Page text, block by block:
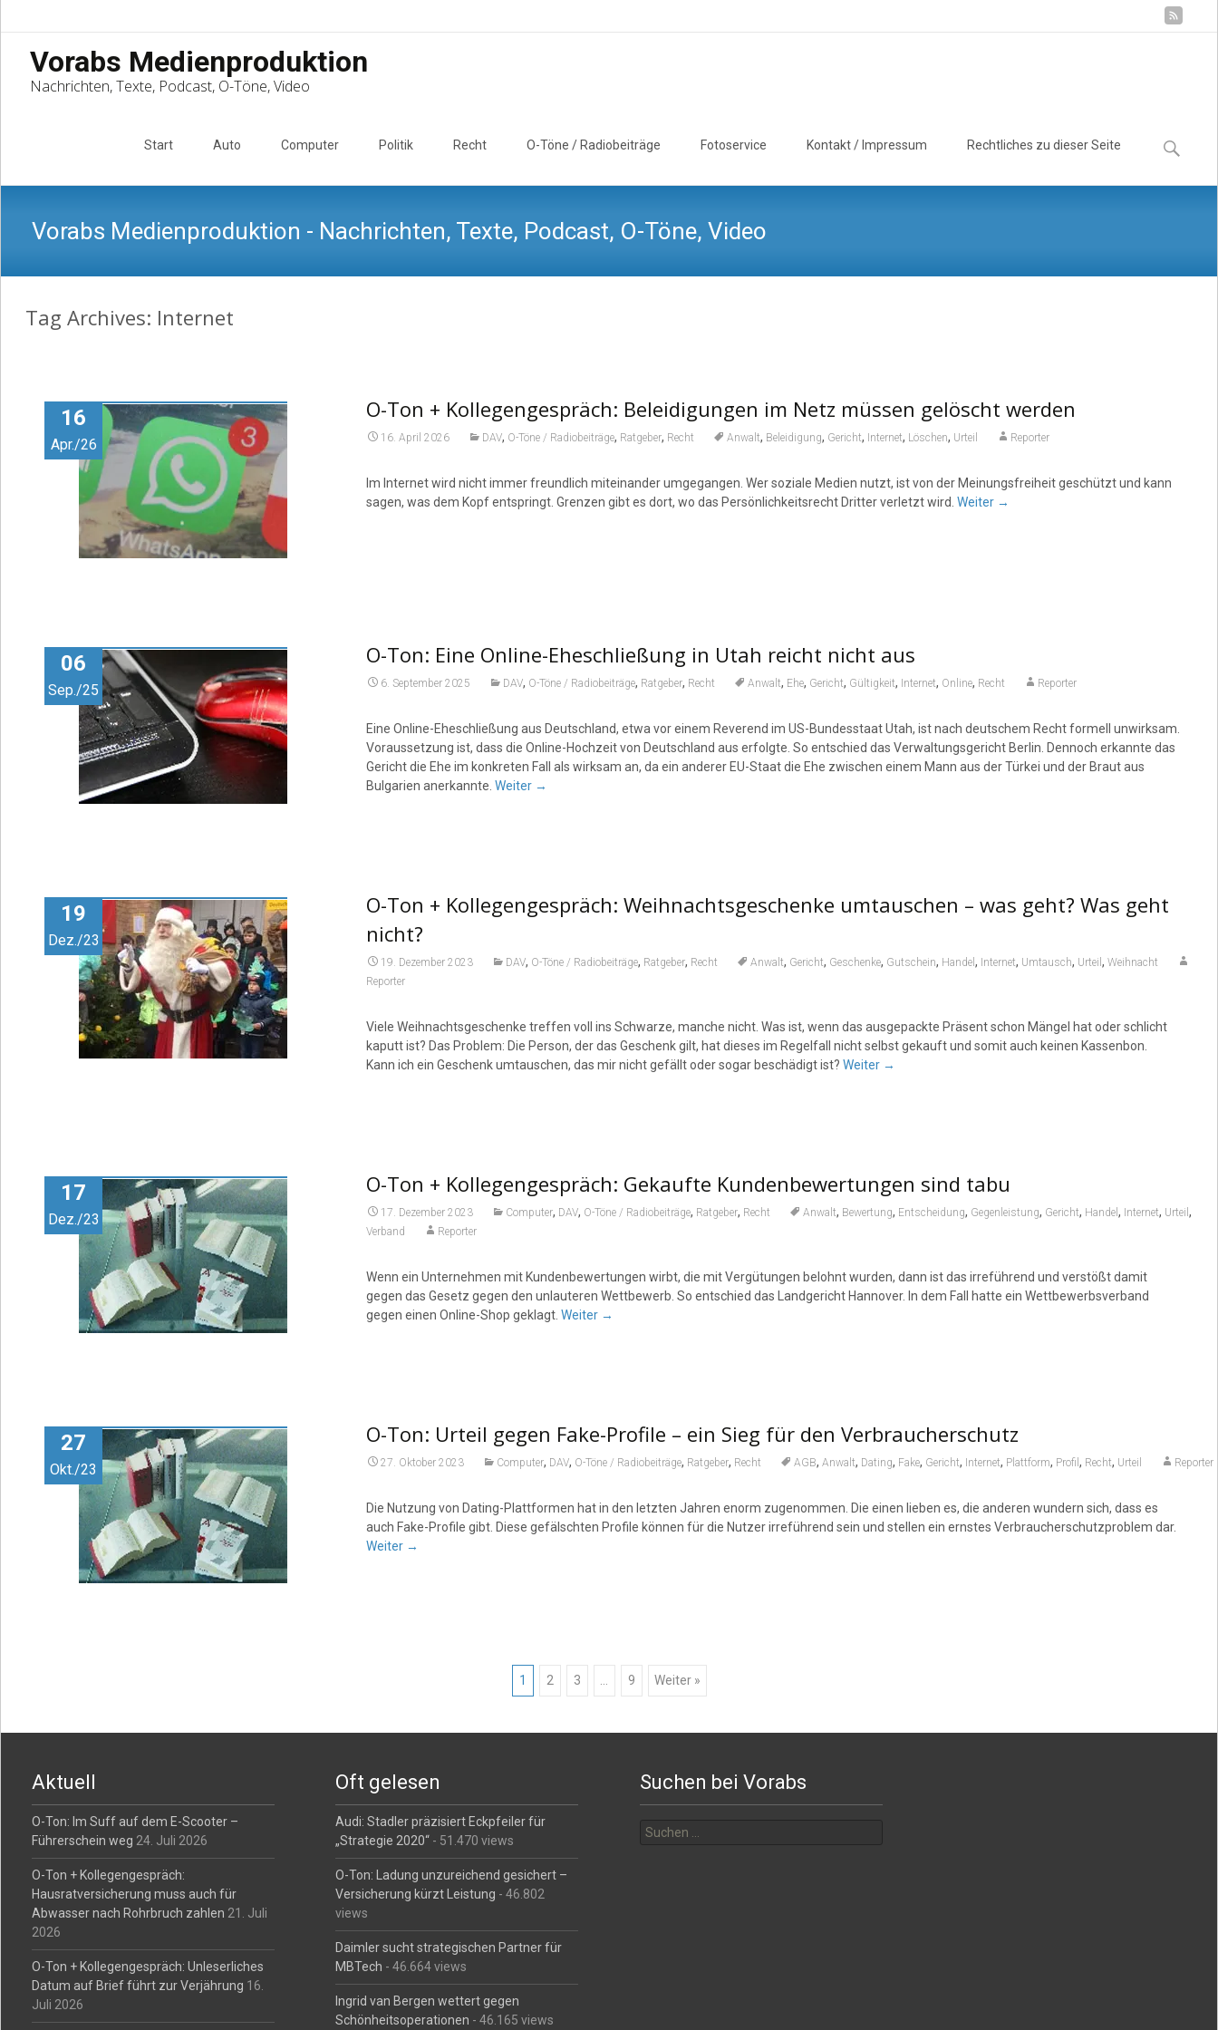
Vorabs Medienproduktion
Nachrichten, Texte, Podcast, O-Töne, Video
Start Auto Computer Politik Recht O-Töne / Radiobeiträge Fotoservice Kontakt / Impressum Rechtliches zu dieser Seite
Suchen
nach:
Vorabs Medienproduktion - Nachrichten, Texte, Podcast, O-Töne, Video
Tag Archives: Internet
16
Apr./26
O-Ton + Kollegengespräch: Beleidigungen im Netz müssen gelöscht werden
16. April 2026 DAV, O-Töne / Radiobeiträge, Ratgeber, Recht Anwalt, Beleidigung, Gericht, Internet, Löschen, Urteil Reporter
Im Internet wird nicht immer freundlich miteinander umgegangen. Wer soziale Medien nutzt, ist von der Meinungs­freiheit geschützt und kann
sagen, was dem Kopf entspringt. Grenzen gibt es dort, wo das Persön­lich­keitsrecht Dritter verletzt wird. Weiter →
06
Sep./25
O-Ton: Eine Online-Eheschließung in Utah reicht nicht aus
6. September 2025 DAV, O-Töne / Radiobeiträge, Ratgeber, Recht Anwalt, Ehe, Gericht, Gültigkeit, Internet, Online, Recht Reporter
Eine Online-Eheschließung aus Deutschland, etwa vor einem Reverend im US-Bundesstaat Utah, ist nach deutschem Recht formell unwirksam.
Voraussetzung ist, dass die Online-Hochzeit von Deutschland aus erfolgte. So entschied das Verwaltungsgericht Berlin. Dennoch erkannte das
Gericht die Ehe im konkreten Fall als wirksam an, da ein anderer EU-Staat die Ehe zwischen einem Mann aus der Türkei und der Braut aus
Bulgarien anerkannte. Weiter →
19
Dez./23
O-Ton + Kollegengespräch: Weihnachtsgeschenke umtauschen – was geht? Was geht
nicht?
19. Dezember 2023 DAV, O-Töne / Radiobeiträge, Ratgeber, Recht Anwalt, Gericht, Geschenke, Gutschein, Handel , Internet, Umtausch, Urteil , Weihnacht
Reporter
Viele Weihnachtsgeschenke treffen voll ins Schwarze, manche nicht. Was ist, wenn das ausgepackte Präsent schon Mängel hat oder schlicht
kaputt ist? Das Problem: Die Person, der das Geschenk gilt, hat dieses im Regelfall nicht selbst gekauft und somit auch keinen Kassenbon.
Kann ich ein Geschenk umtauschen, das mir nicht gefällt oder sogar beschädigt ist? Weiter →
17
Dez./23
O-Ton + Kollegengespräch: Gekaufte Kundenbewertungen sind tabu
17. Dezember 2023 Computer, DAV, O-Töne / Radiobeiträge, Ratgeber, Recht Anwalt, Bewertung, Entscheidung, Gegenleistung, Gericht, Handel , Internet, Urteil ,
Verband Reporter
Wenn ein Unternehmen mit Kundenbewertungen wirbt, die mit Vergütungen belohnt wurden, dann ist das irreführend und verstößt damit
gegen das Gesetz gegen den unlauteren Wettbewerb. So entschied das Landgericht Hannover. In dem Fall hatte ein Wettbewerbsverband
gegen einen Online-Shop geklagt. Weiter →
27
Okt./23
O-Ton: Urteil gegen Fake-Profile – ein Sieg für den Verbraucherschutz
27. Oktober 2023 Computer, DAV, O-Töne / Radiobeiträge, Ratgeber, Recht AGB, Anwalt, Dating, Fake, Gericht, Internet, Plattform, Profil , Recht, Urteil Reporter
Die Nutzung von Dating-Plattformen hat in den letzten Jahren enorm zugenommen. Die einen lieben es, die anderen wundern sich, dass es
auch Fake-Profile gibt. Diese gefälschten Profile können für die Nutzer irreführend sein und stellen ein ernstes Verbraucherschutzproblem dar.
Weiter →
navigation
1 2 3 9 Weiter »
Aktuell
O-Ton: Im Suff auf dem E-Scooter –
Führerschein weg 24. Juli 2026
O-Ton + Kollegengespräch:
Hausratversicherung muss auch für
Abwasser nach Rohrbruch zahlen 21. Juli
2026
O-Ton + Kollegengespräch: Unleserliches
Datum auf Brief führt zur Verjährung 16.
Juli 2026
Oft gelesen
Audi: Stadler präzisiert Eckpfeiler für
„Strategie 2020“ - 51.470 views
O-Ton: Ladung unzureichend gesichert –
Versicherung kürzt Leistung - 46.802
views
Daimler sucht strategischen Partner für
MBTech - 46.664 views
Ingrid van Bergen wettert gegen
Schönheitsoperationen - 46.165 views
Suchen bei Vorabs
nach: